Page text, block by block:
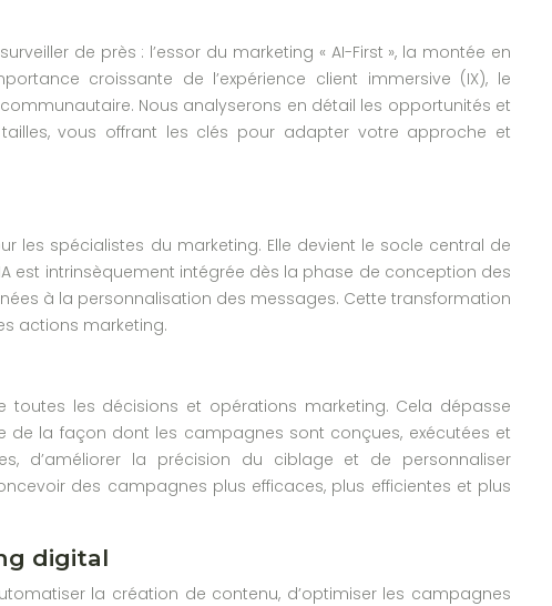
de près : l’essor du marketing « AI-First », la montée en
croissante de l’expérience client immersive (IX), le
Nous analyserons en détail les opportunités et
vous offrant les clés pour adapter votre approche et
les spécialistes du marketing. Elle devient le socle central de
est intrinsèquement intégrée dès la phase de conception des
à la personnalisation des messages. Cette transformation
actions marketing.
toutes les décisions et opérations marketing. Cela dépasse
de la façon dont les campagnes sont conçues, exécutées et
d’améliorer la précision du ciblage et de personnaliser
des campagnes plus efficaces, plus efficientes et plus
digital
la création de contenu, d’optimiser les campagnes